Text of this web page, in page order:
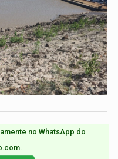
no WhatsApp do